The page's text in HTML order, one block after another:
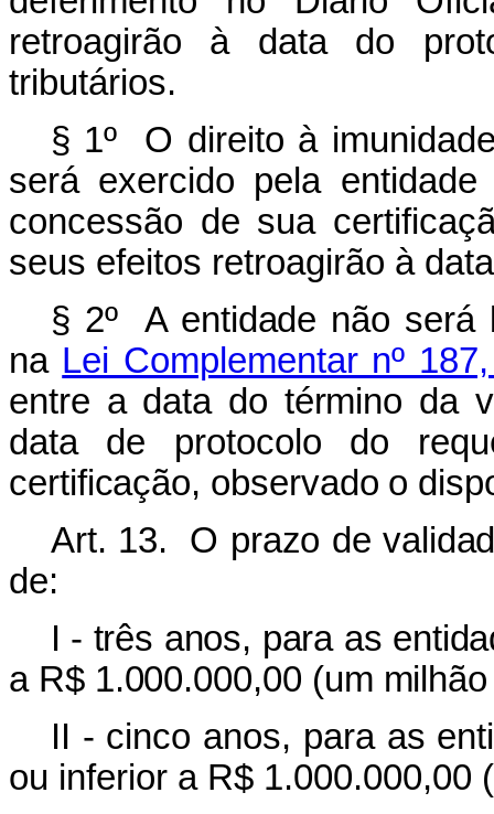
retroagirão à data do
tributários.
§ 1º O direito à
será exercido pela
concessão de sua
seus efeitos retroagirão à
§ 2º A entidade não será
na Lei Complementar nº
entre a data do término da
data de protocolo do
certificação, observado o
Art. 13. O prazo de
de:
I - três anos, para as
a R$ 1.000.000,00 (um
II - cinco anos, para as
ou inferior a R$ 1.000.000,00